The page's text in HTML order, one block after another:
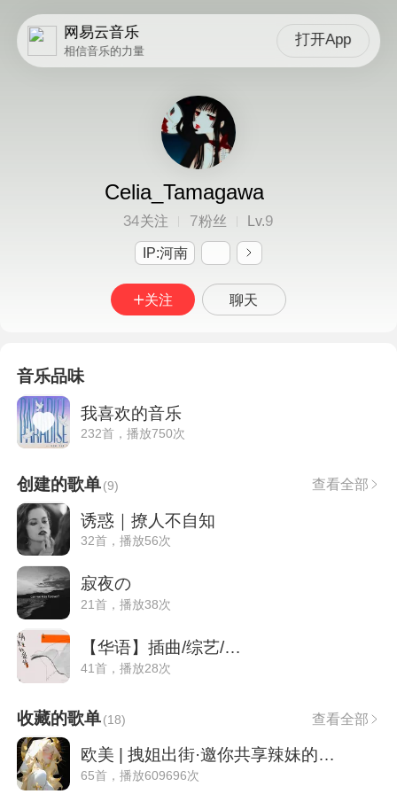
网易云音乐
相信音乐的力量
打开App
Celia_Tamagawa
34关注 7粉丝 Lv.9
IP:河南
关注 聊天
音乐品味
我喜欢的音乐
232首，播放750次
创建的歌单(9) 查看全部
诱惑｜撩人不自知
32首，播放56次
寂夜の
21首，播放38次
【华语】插曲/综艺/…
41首，播放28次
收藏的歌单(18) 查看全部
欧美 | 拽姐出街·邀你共享辣妹的耳机
65首，播放609696次